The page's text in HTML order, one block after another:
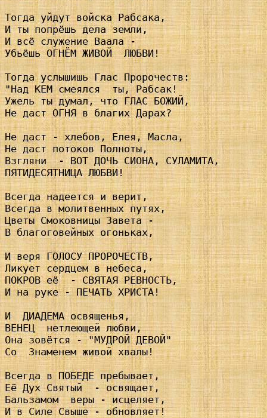
Тогда уйдут войска Рабсака,
И ты попрёшь дела земли,
И всё служение Ваала -
Убьёшь ОГНЁМ ЖИВОЙ  ЛЮБВИ!
Тогда услышишь Глас Пророчеств:
"Над КЕМ смеялся  ты, Рабсак!
Ужель ты думал, что ГЛАС БОЖИЙ,
Не даст ОГНЯ в благих Дарах?
Не даст - хлебов, Елея, Масла,
Не даст потоков Полноты,
Взгляни  - ВОТ ДОЧЬ СИОНА, СУЛАМИТА,
ПЯТИДЕСЯТНИЦА ЛЮБВИ!
Всегда надеется и верит,
Всегда в молитвенных путях,
Цветы Смоковницы Завета -
В благоговейных огоньках,
И веря ГОЛОСУ ПРОРОЧЕСТВ,
Ликует сердцем в небеса,
ПОКРОВ её  - СВЯТАЯ РЕВНОСТЬ,
И на руке - ПЕЧАТЬ ХРИСТА!
И  ДИАДЕМА освященья,
ВЕНЕЦ  нетлеющей любви,
Она зовётся - "МУДРОЙ ДЕВОЙ"
Со  Знаменем живой хвалы!
Всегда в ПОБЕДЕ пребывает,
Её Дух Святый  - освящает,
Бальзамом  веры - исцеляет,
И в Силе Свыше - обновляет!